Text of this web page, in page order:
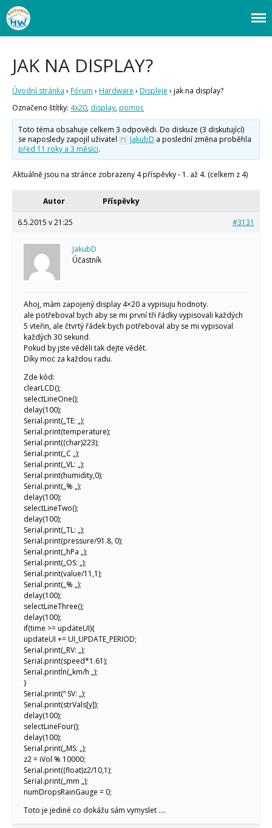
Úvod
Články
Často kladené dotazy
O programování obecně
Vaše projekty
Co je to Arduino?
Micro:bit
Videa
Webový magazín o bastlení a tvoření. Naučte se základy programování a
elektroniky zábavnou formou! Arduino a microbit projekty, návody,
JAK NA DISPLAY?
Úvodní stránka › Fórum › Hardware › Displeje › jak na display?
Označeno štítky: 4x20, display,pomoc
Toto téma obsahuje celkem 3 odpovědi. Do diskuze (3 diskutující)
se naposledy zapojil uživatel
JakubD a poslední změna proběhla
před 11 roky a 3 měsíci.
Aktuálně jsou na stránce zobrazeny 4 příspěvky - 1. až 4. (celkem z 4)
Autor Příspěvky
6.5.2015 v 21:25 #3131
JakubD
Účastník
Ahoj, mám zapojený display 4×20 a vypisuju hodnoty.
ale potřeboval bych aby se mi první tři řádky vypisovali každých
5 vteřin, ale čtvrtý řádek bych potřeboval aby se mi vypisoval
každých 30 sekund.
Pokud by jste věděli tak dejte vědět.
Díky moc za každou radu.
Zde kód:
clearLCD();
selectLineOne();
delay(100);
Serial.print(„TE: „);
Serial.print(temperature);
Serial.print((char)223);
Serial.print(„C „);
Serial.print(„VL: „);
Serial.print(humidity,0);
Serial.print(„% „);
delay(100);
selectLineTwo();
delay(100);
Serial.print(„TL: „);
Serial.print(pressure/91.8, 0);
Serial.print(„hPa „);
Serial.print(„OS: „);
Serial.print(value/11,1);
Serial.print(„% „);
delay(100);
selectLineThree();
delay(100);
if(time >= updateUI){
updateUI += UI_UPDATE_PERIOD;
Serial.print(„RV: „);
Serial.print(speed*1.61);
Serial.println(„km/h „);
}
Serial.print(“ SV: „);
Serial.print(strVals[y]);
delay(100);
selectLineFour();
delay(100);
Serial.print(„MS: „);
z2 = iVol % 10000;
Serial.print((float)z2/10,1);
Serial.print(„mm „);
numDropsRainGauge = 0;
Toto je jediné co dokážu sám vymyslet ….